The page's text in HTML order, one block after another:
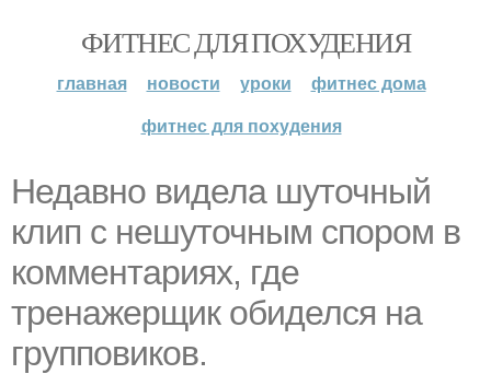
ФИТНЕС ДЛЯ ПОХУДЕНИЯ
главная новости уроки
фитнес дома
фитнес для похудения
Недавно видела шуточный
клип с нешуточным спором в
комментариях, где
тренажерщик обиделся на
групповиков.